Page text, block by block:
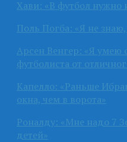
Хави: «В футбол нужно
Поль Погба: «Я не
Арсен Венгер: «Я умею
футболиста от
Капелло: «Раньше
окна, чем в ворота»
Роналду: «Мне надо 7
детей»